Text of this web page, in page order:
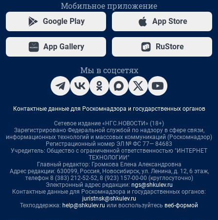
Мобильное приложение
Google Play App Store
App Gallery RuStore
Мы в соцсетях
Контактные данные для Роскомнадзора и государственных органов
Сетевое издание «НГС.НОВОСТИ» (18+)
Зарегистрировано Федеральной службой по надзору в сфере связи,
информационных технологий и массовых коммуникаций (Роскомнадзор)
Регистрационный номер ЭЛ № ФС 77— 84683
Учредитель: Общество с ограниченной ответственностью "ИНТЕРНЕТ
ТЕХНОЛОГИИ"
Главный редактор: Громкова Елена Александровна
Адрес редакции: 630099, Россия, Новосибирск, ул. Ленина, д. 12, 6 этаж,
телефон 8 (383) 212-52-52, 8 (923) 157-00-00 (круглосуточно)
Электронный адрес редакции: ngs@shkulev.ru
Контактные данные для Роскомнадзора и государственных органов:
juristnsk@shkulev.ru
Техподдержка: help@shkulev.ru или воспользуйтесь веб-формой